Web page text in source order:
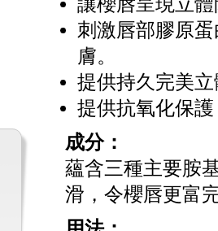
刺激唇部膠原
膚。
提供持久完美
提供抗氧化保
成分：
蘊含三種主要胺
滑，令櫻唇更富